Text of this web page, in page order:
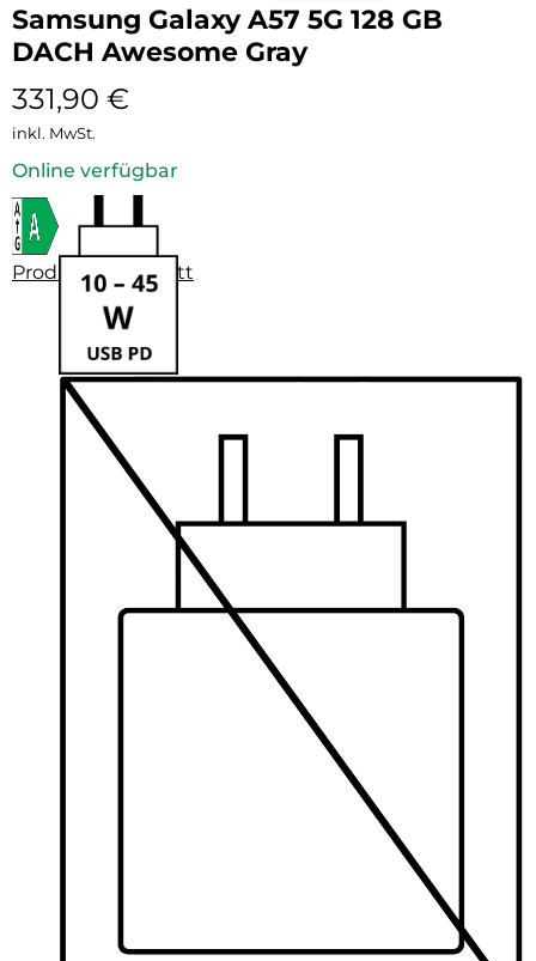
Samsung Galaxy A57 5G 128 GB
DACH Awesome Gray
331,90 €
inkl. MwSt.
Online verfügbar
Produktdatenblatt